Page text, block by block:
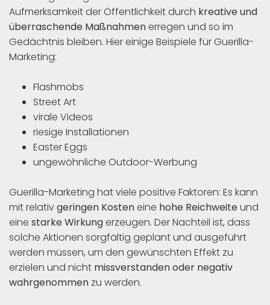
Aufmerksamkeit der Öffentlichkeit durch kreative und
überraschende Maßnahmenerregen und so im
Gedächtnis bleiben. Hier einige Beispiele für Guerilla-
Marketing:
Flashmobs
Street Art
virale Videos
riesige Installationen
Easter Eggs
ungewöhnliche Outdoor-Werbung
Guerilla-Marketing hat viele positive Faktoren: Es kann
mit relativgeringen Kosteneine hohe Reichweiteund
eine starke Wirkungerzeugen. Der Nachteil ist, dass
solche Aktionen sorgfältig geplant und ausgeführt
werden müssen, um den gewünschten Effekt zu
erzielen und nicht missverstanden oder negativ
wahrgenommen zu werden.